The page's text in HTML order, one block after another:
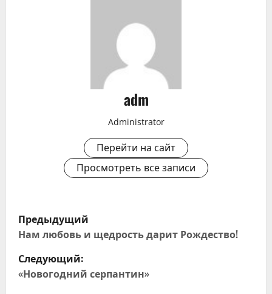
adm
Administrator
Перейти на сайт
Просмотреть все записи
Н
а
в
Предыдущий
Нам любовь и щедрость дарит Рождество!
Следующий:
«Новогодний серпантин»